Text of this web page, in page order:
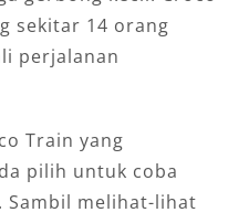
sekitar 14 orang
perjalanan
Train yang
pilih untuk coba
Sambil melihat-lihat